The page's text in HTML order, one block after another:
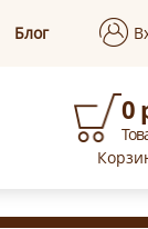
Блог
0